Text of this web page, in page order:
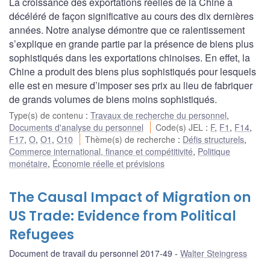
décéléré de façon significative au cours des dix dernières
années. Notre analyse démontre que ce ralentissement
s’explique en grande partie par la présence de biens plus
sophistiqués dans les exportations chinoises. En effet, la
Chine a produit des biens plus sophistiqués pour lesquels
elle est en mesure d’imposer ses prix au lieu de fabriquer
de grands volumes de biens moins sophistiqués.
Type(s) de contenu : Travaux de recherche du personnel,
Documents d'analyse du personnel
Code(s) JEL : F, F1 , F14,
F17, O, O1 , O10 Thème(s) de recherche : Défis structurels,
Commerce international, finance et compétitivité, Politique
monétaire, Économie réelle et prévisions
The Causal Impact of Migration on
US Trade: Evidence from Political
Refugees
Document de travail du personnel 2017-49 Walter Steingress